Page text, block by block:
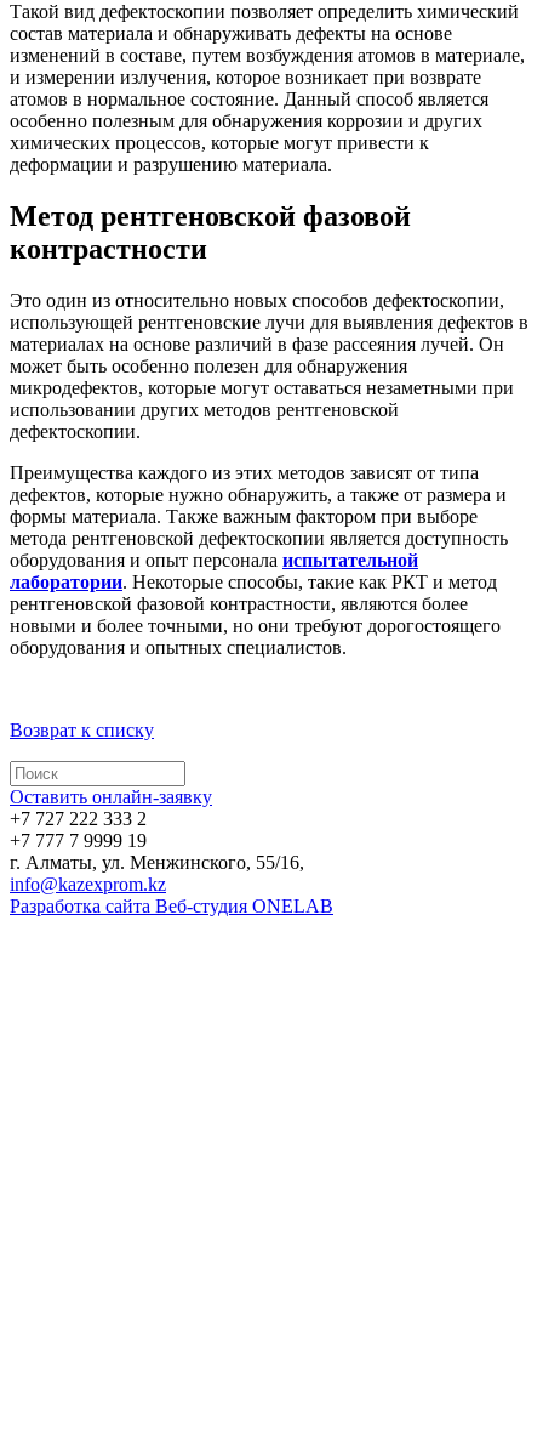
Такой вид дефектоскопии позволяет определить химический
состав материала и обнаруживать дефекты на основе
изменений в составе, путем возбуждения атомов в материале,
и измерении излучения, которое возникает при возврате
атомов в нормальное состояние. Данный способ является
особенно полезным для обнаружения коррозии и других
химических процессов, которые могут привести к
деформации и разрушению материала.
Метод рентгеновской фазовой
контрастности
Это один из относительно новых способов дефектоскопии,
использующей рентгеновские лучи для выявления дефектов в
материалах на основе различий в фазе рассеяния лучей. Он
может быть особенно полезен для обнаружения
микродефектов, которые могут оставаться незаметными при
использовании других методов рентгеновской
дефектоскопии.
Преимущества каждого из этих методов зависят от типа
дефектов, которые нужно обнаружить, а также от размера и
формы материала. Также важным фактором при выборе
метода рентгеновской дефектоскопии является доступность
оборудования и опыт персонала испытательной
лаборатории. Некоторые способы, такие как РКТ и метод
рентгеновской фазовой контрастности, являются более
новыми и более точными, но они требуют дорогостоящего
оборудования и опытных специалистов.
Возврат к списку
Оставить онлайн-заявку
+7 727 222 333 2
+7 777 7 9999 19
г. Алматы, ул. Менжинского, 55/16,
info@kazexprom.kz
Разработка сайта Веб-студия ONELAB